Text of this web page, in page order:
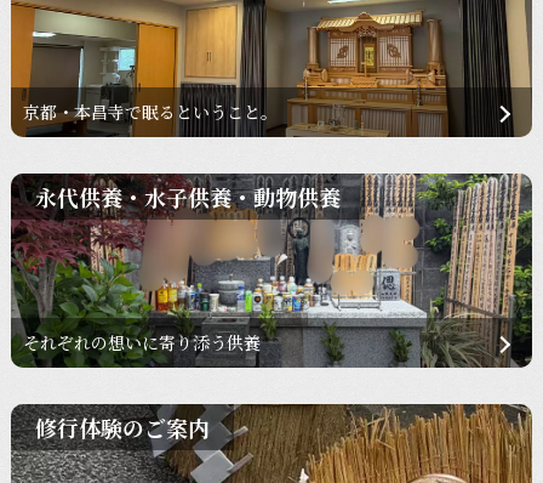
京都・本昌寺で眠るということ。
永代供養・水子供養・動物供養
それぞれの想いに寄り添う供養
修行体験のご案内